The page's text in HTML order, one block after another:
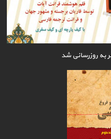
به روزرسانی شد